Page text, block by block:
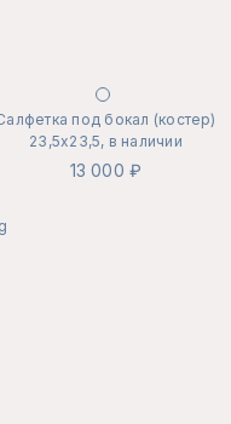
под бокал (костер)
23,5х23,5, в наличии
13 000 ₽